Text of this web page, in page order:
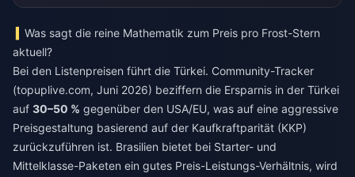
Was sagt die reine Mathematik zum Preis pro Frost-Stern
aktuell?
Bei den Listenpreisen führt die Türkei. Community-Tracker
(topuplive.com, Juni 2026) beziffern die Ersparnis in der Türkei
auf 30–50 % gegenüber den USA/EU, was auf eine aggressive
Preisgestaltung basierend auf der Kaufkraftparität (KKP)
zurückzuführen ist. Brasilien bietet bei Starter- und
Mittelklasse-Paketen ein gutes Preis-Leistungs-Verhältnis, wird